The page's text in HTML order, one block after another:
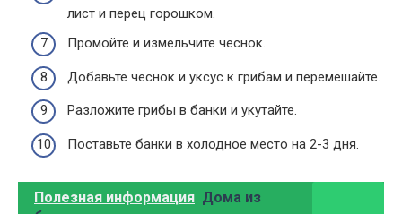
лист и перец горошком.
Промойте и измельчите чеснок.
Добавьте чеснок и уксус к грибам и перемешайте.
Разложите грибы в банки и укутайте.
Поставьте банки в холодное место на 2-3 дня.
Полезная информация Дома из